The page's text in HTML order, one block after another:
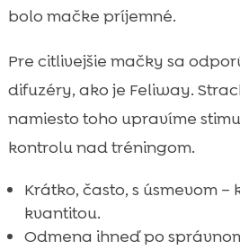
bolo mačke príjemné.
Pre citlivejšie mačky sa
difuzéry, ako je Feliway.
namiesto toho upravíme
kontrolu nad tréningom.
Krátko, často, s úsmevom
kvantitou.
Odmena ihneď po